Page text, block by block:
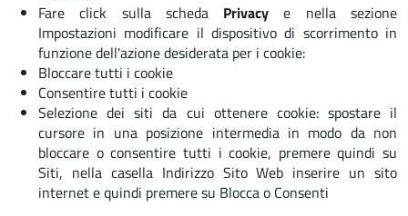
Fare click sulla scheda Privacy e nella sezione
Impostazioni modificare il dispositivo di scorrimento in
funzione dell'azione desiderata per i cookie:
Bloccare tutti i cookie
Consentire tutti i cookie
Selezione dei siti da cui ottenere cookie: spostare il
cursore in una posizione intermedia in modo da non
bloccare o consentire tutti i cookie, premere quindi su
Siti, nella casella Indirizzo Sito Web inserire un sito
internet e quindi premere su Blocca o Consenti